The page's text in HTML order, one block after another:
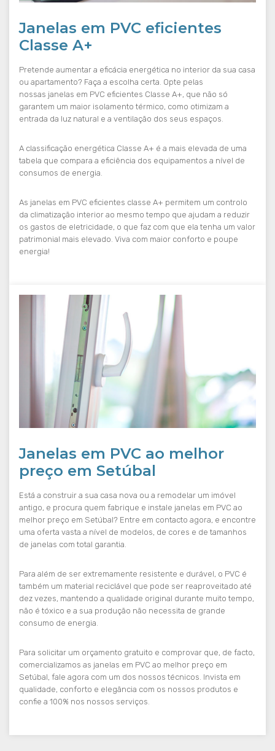
Janelas em PVC eficientes
Classe A+
Pretende aumentar a eficácia energética no interior da sua casa
ou apartamento? Faça a escolha certa. Opte pelas
nossas janelas em PVC eficientes Classe A+, que não só
garantem um maior isolamento térmico, como otimizam a
entrada da luz natural e a ventilação dos seus espaços.
A classificação energética Classe A+ é a mais elevada de uma
tabela que compara a eficiência dos equipamentos a nível de
consumos de energia.
As janelas em PVC eficientes classe A+ permitem um controlo
da climatização interior ao mesmo tempo que ajudam a reduzir
os gastos de eletricidade, o que faz com que ela tenha um valor
patrimonial mais elevado. Viva com maior conforto e poupe
energia!
Janelas em PVC ao melhor
preço em Setúbal
Está a construir a sua casa nova ou a remodelar um imóvel
antigo, e procura quem fabrique e instale janelas em PVC ao
melhor preço em Setúbal? Entre em contacto agora, e encontre
uma oferta vasta a nível de modelos, de cores e de tamanhos
de janelas com total garantia.
Para além de ser extremamente resistente e durável, o PVC é
também um material reciclável que pode ser reaproveitado até
dez vezes, mantendo a qualidade original durante muito tempo,
não é tóxico e a sua produção não necessita de grande
consumo de energia.
Para solicitar um orçamento gratuito e comprovar que, de facto,
comercializamos as janelas em PVC ao melhor preço em
Setúbal, fale agora com um dos nossos técnicos. Invista em
qualidade, conforto e elegância com os nossos produtos e
confie a 100% nos nossos serviços.